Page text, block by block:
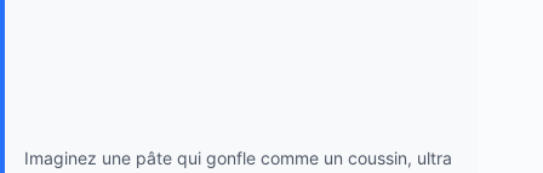
Imaginez une pâte qui gonfle comme un coussin, ultra